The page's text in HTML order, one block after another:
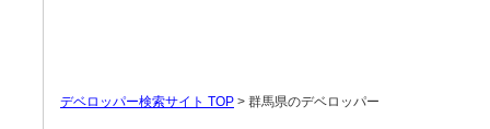
デベロッパー検索サイト TOP > 群馬県のデベロッパー